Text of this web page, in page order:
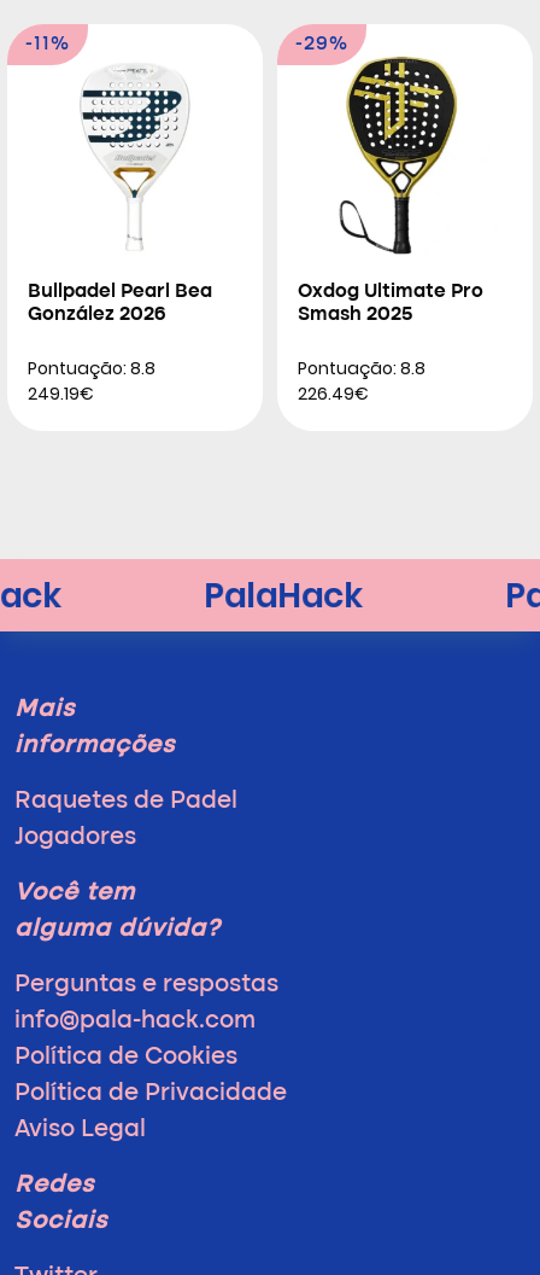
-11%
Bullpadel Pearl Bea
González 2026
Pontuação: 8.8
249.19€
-29%
Oxdog Ultimate Pro
Smash 2025
Pontuação: 8.8
226.49€
Mais
informações
Raquetes de Padel
Jogadores
Você tem
alguma dúvida?
Perguntas e respostas
info@pala-hack.com
Política de Cookies
Política de Privacidade
Aviso Legal
Redes
Sociais